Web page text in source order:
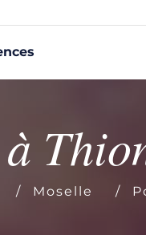
vos proches
Nous vous
Demander un
à
Moselle